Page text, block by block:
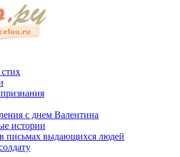
с днем Валентина
истории
письмах выдающихся людей